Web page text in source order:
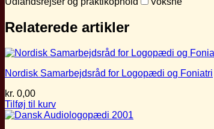
Relaterede artikler
Nordisk Samarbejdsråd for Logopædi og Foniatri
kr. 0,00
Tilføj til kurv